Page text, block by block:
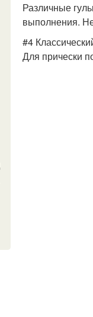
Различные
выполнения.
#4
Для прически